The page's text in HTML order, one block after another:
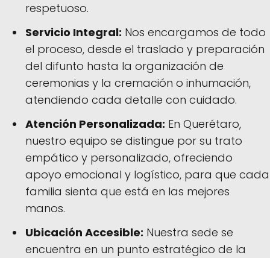
respetuoso.
Servicio Integral: Nos encargamos de todo
el proceso, desde el traslado y preparación
del difunto hasta la organización de
ceremonias y la cremación o inhumación,
atendiendo cada detalle con cuidado.
Atención Personalizada: En Querétaro,
nuestro equipo se distingue por su trato
empático y personalizado, ofreciendo
apoyo emocional y logístico, para que cada
familia sienta que está en las mejores
manos.
Ubicación Accesible: Nuestra sede se
encuentra en un punto estratégico de la